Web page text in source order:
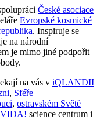
České asociace
Evropské kosmické
. Inspiruje se
na národní
je mimo jiné podpořit
na vás v iQLANDII
, Sféře
, ostravském Světě
VIDA! science centrum i